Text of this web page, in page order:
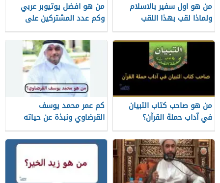
من هو اول سفير بالاسلام
ولماذا لقب بهذا اللقب
من هو افضل يوتيوبر عربي
وكم عدد المشتركين على
قناته الرسمية
من هو صاحب كتاب التبيان
في آداب حملة القرآن؟
كم عمر محمد يوسف
القرضاوي ونبذة عن حياته